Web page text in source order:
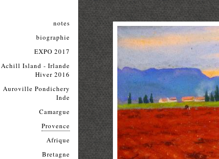
notes
biographie
EXPO 2017
Achill Island - Irlande
Hiver 2016
Auroville Pondichery
Inde
Camargue
Provence
Afrique
Bretagne